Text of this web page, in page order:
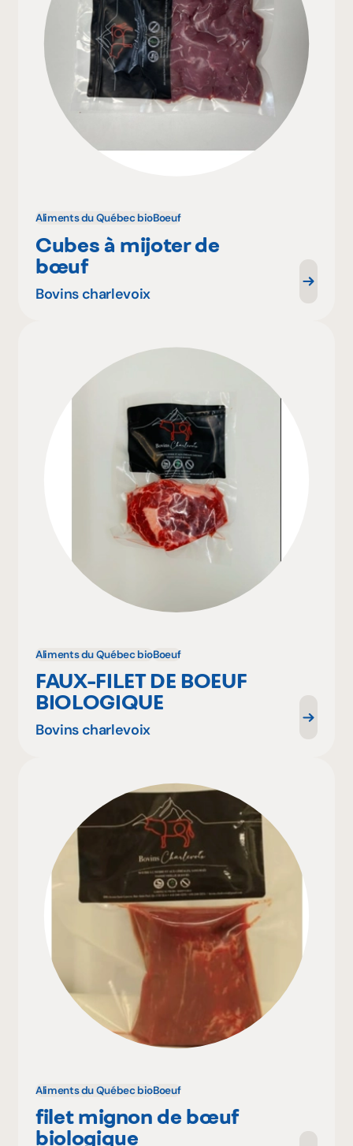
Aliments du Québec bioBoeuf
Cubes à mijoter de
bœuf
Bovins charlevoix
Aliments du Québec bioBoeuf
FAUX-FILET DE BOEUF
BIOLOGIQUE
Bovins charlevoix
Aliments du Québec bioBoeuf
filet mignon de bœuf
biologique